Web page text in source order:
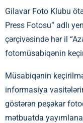
Gilavar Foto Klubu
Press Fotosu” adlı
çərçivəsində hər il
fotomüsabiqənin
Müsabiqənin
informasiya
göstərən peşəkar
mətbuatda